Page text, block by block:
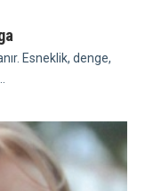
Esneklik, denge,